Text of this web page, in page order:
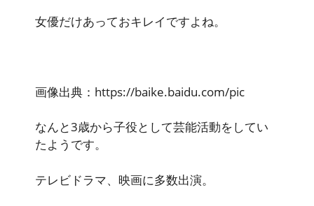
女優だけあっておキレイですよね。
画像出典：https://baike.baidu.com/pic
なんと3歳から子役として芸能活動をしてい
たようです。
テレビドラマ、映画に多数出演。